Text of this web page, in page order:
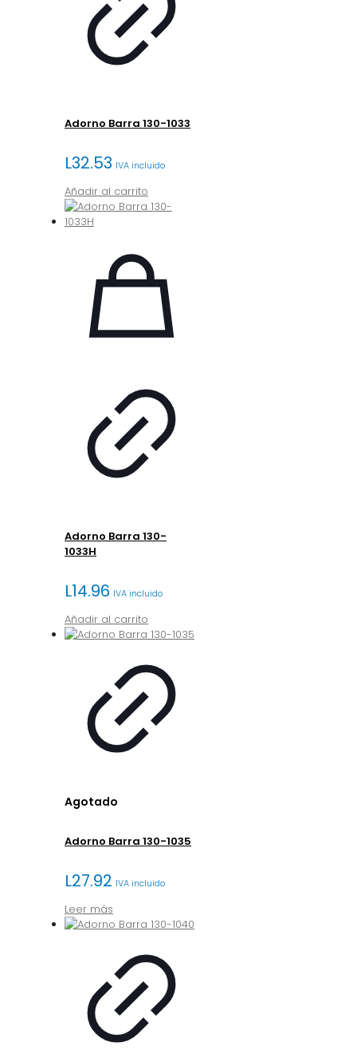
Adorno Barra 130-1033
L32.53 IVA incluido
Añadir al carrito
Adorno Barra 130-
1033H
L14.96 IVA incluido
Añadir al carrito
Agotado
Adorno Barra 130-1035
L27.92 IVA incluido
Leer más